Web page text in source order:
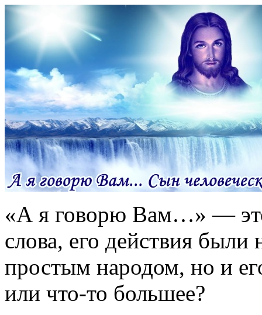
«А я говорю Вам…» —
слова, его действия были
простым народом, но и
или что-то большее?